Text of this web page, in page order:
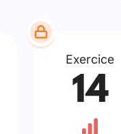
Exercice
14